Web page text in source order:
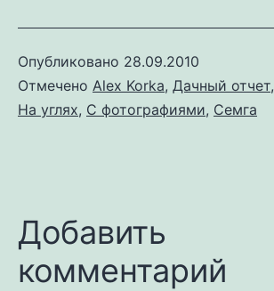
Опубликовано 28.09.2010
Отмечено Alex Korka, Дачный отчет,
На углях, С фотографиями, Семга
Добавить
комментарий